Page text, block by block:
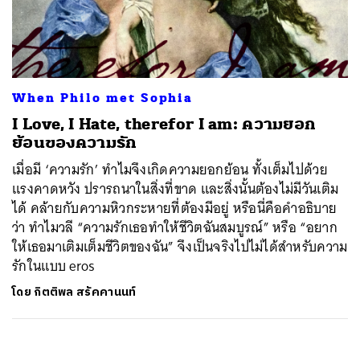
When Philo met Sophia
I Love, I Hate, therefor I am: ความยอก
ย้อนของความรัก
เมื่อมี ‘ความรัก’ ทำไมจึงเกิดความยอกย้อน ทั้งเต็มไปด้วย
แรงคาดหวัง ปรารถนาในสิ่งที่ขาด และสิ่งนั้นต้องไม่มีวันเติม
ได้ คล้ายกับความหิวกระหายที่ต้องมีอยู่ หรือนี่คือคำอธิบาย
ว่า ทำไมวลี “ความรักเธอทำให้ชีวิตฉันสมบูรณ์” หรือ “อยาก
ให้เธอมาเติมเต็มชีวิตของฉัน” จึงเป็นจริงไปไม่ได้สำหรับความ
รักในแบบ eros
โดย กิตติพล สรัคคานนท์
ค้นหา